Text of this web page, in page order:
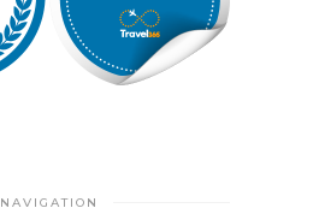
NAVIGATION